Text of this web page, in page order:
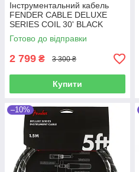
Інструментальний кабель
FENDER CABLE DELUXE
SERIES COIL 30' BLACK
TWEED
Готово до відправки
2 799 ₴ 3 300 ₴
Купити
–10%